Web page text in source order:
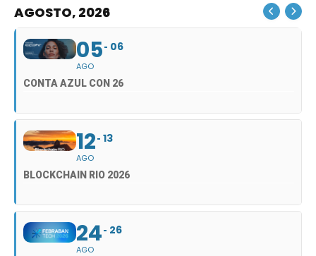
AGOSTO, 2026
05
AGO
06
CONTA AZUL CON 26
12
AGO
13
BLOCKCHAIN RIO 2026
24
AGO
26